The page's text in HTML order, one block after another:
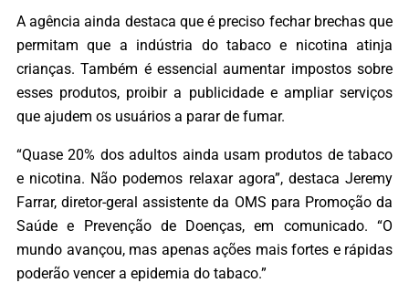
A agência ainda destaca que é preciso fechar brechas que
permitam que a indústria do tabaco e nicotina atinja
crianças. Também é essencial aumentar impostos sobre
esses produtos, proibir a publicidade e ampliar serviços
que ajudem os usuários a parar de fumar.
“Quase 20% dos adultos ainda usam produtos de tabaco
e nicotina. Não podemos relaxar agora”, destaca Jeremy
Farrar, diretor-geral assistente da OMS para Promoção da
Saúde e Prevenção de Doenças, em comunicado. “O
mundo avançou, mas apenas ações mais fortes e rápidas
poderão vencer a epidemia do tabaco.”